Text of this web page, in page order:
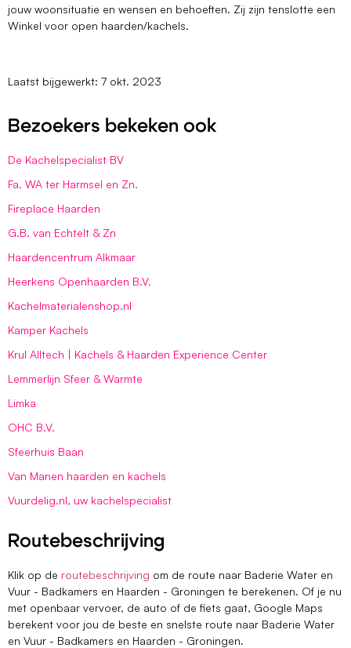
jouw woonsituatie en wensen en behoeften. Zij zijn tenslotte een
Winkel voor open haarden/kachels.
Laatst bijgewerkt: 7 okt. 2023
Bezoekers bekeken ook
De Kachelspecialist BV
Fa. WA ter Harmsel en Zn.
Fireplace Haarden
G.B. van Echtelt & Zn
Haardencentrum Alkmaar
Heerkens Openhaarden B.V.
Kachelmaterialenshop.nl
Kamper Kachels
Krul Alltech | Kachels & Haarden Experience Center
Lemmerlijn Sfeer & Warmte
Limka
OHC B.V.
Sfeerhuis Baan
Van Manen haarden en kachels
Vuurdelig.nl, uw kachelspecialist
Routebeschrijving
Klik op de routebeschrijving om de route naar Baderie Water en
Vuur - Badkamers en Haarden - Groningen te berekenen. Of je nu
met openbaar vervoer, de auto of de fiets gaat, Google Maps
berekent voor jou de beste en snelste route naar Baderie Water
en Vuur - Badkamers en Haarden - Groningen.